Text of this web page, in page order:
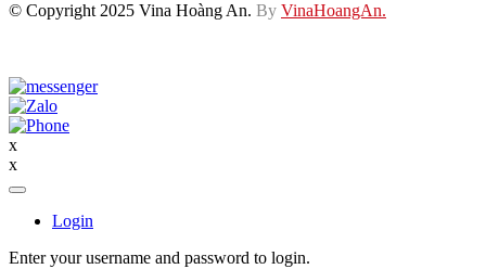
© Copyright 2025 Vina Hoàng An. By VinaHoangAn.
x
x
Login
Enter your username and password to login.